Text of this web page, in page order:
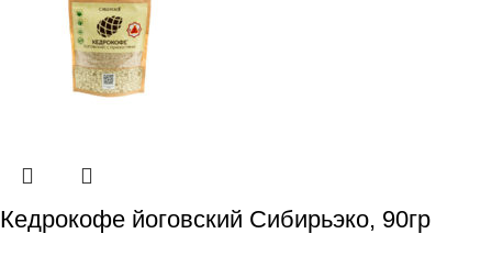
Кедрокофе йоговский Сибирьэко, 90гр